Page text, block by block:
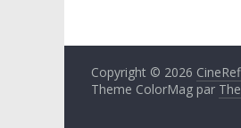
Copyright © 2026
Theme ColorMag par